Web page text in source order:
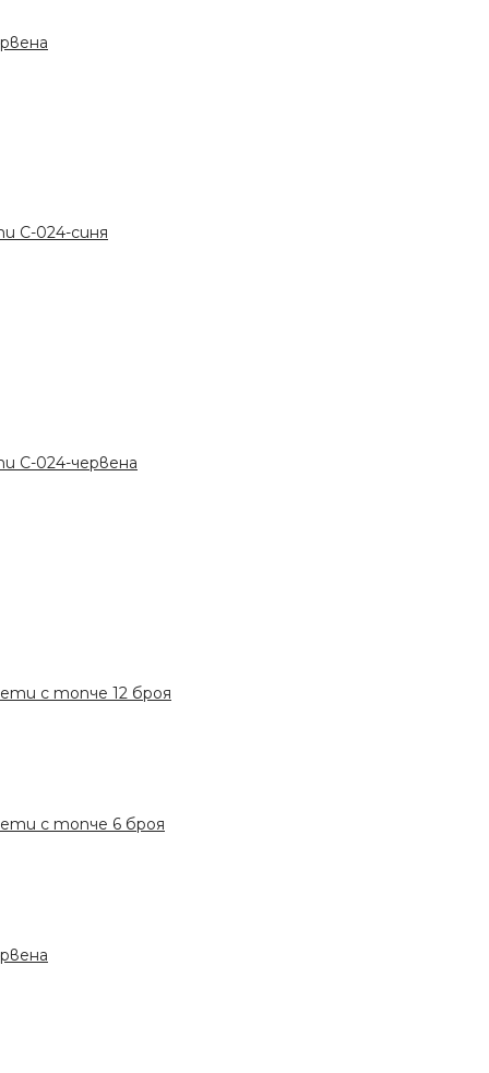
C-024-синя
C-024-червена
с топче 12 броя
с топче 6 броя